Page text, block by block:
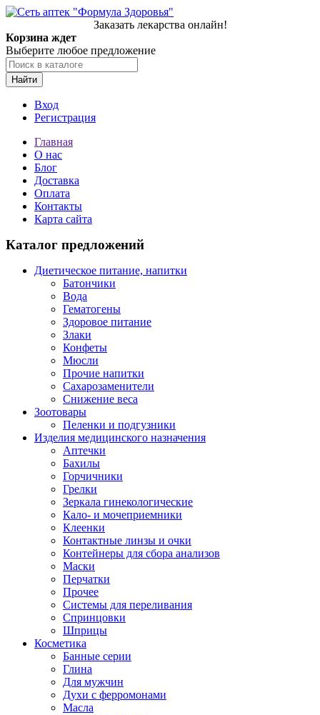
Заказать лекарства онлайн!
Корзина ждет
Выберите любое предложение
Найти
Вход
Регистрация
Главная
О нас
Блог
Доставка
Оплата
Контакты
Карта сайта
Каталог предложений
Диетическое питание, напитки
Батончики
Вода
Гематогены
Здоровое питание
Злаки
Конфеты
Мюсли
Прочие напитки
Сахарозаменители
Снижение веса
Зоотовары
Пеленки и подгузники
Изделия медицинского назначения
Аптечки
Бахилы
Горчичники
Грелки
Зеркала гинекологические
Кало- и мочеприемники
Клеенки
Контактные линзы и очки
Контейнеры для сбора анализов
Маски
Перчатки
Прочее
Системы для переливания
Спринцовки
Шприцы
Косметика
Банные серии
Глина
Для мужчин
Духи с ферромонами
Масла